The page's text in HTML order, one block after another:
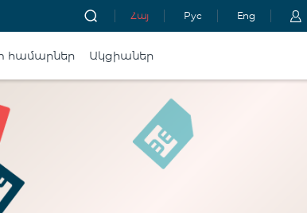
Հայ Рус Eng
համարներ Ակցիաներ